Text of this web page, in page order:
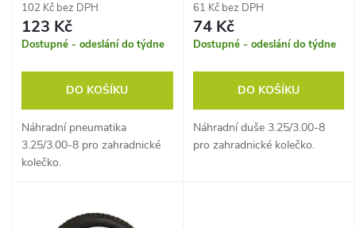
o
u
k
o
d
u
102 Kč bez DPH
123 Kč
Dostupné - odeslání do týdne
DO KOŠÍKU
Náhradní pneumatika
3.25/3.00-8 pro zahradnické
kolečko.
61 Kč bez DPH
74 Kč
Dostupné - odeslání do týdne
DO KOŠÍKU
Náhradní duše 3.25/3.00-8
pro zahradnické kolečko.